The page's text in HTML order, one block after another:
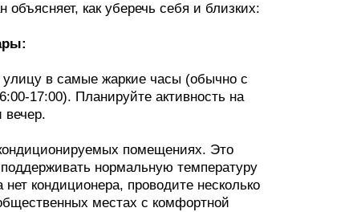
как уберечь себя и близких:
в самые жаркие часы (обычно с
17:00). Планируйте активность на
вечер.
помещениях. Это
нормальную температуру
кондиционера, проводите несколько
местах с комфортной